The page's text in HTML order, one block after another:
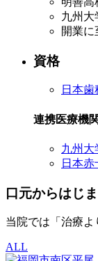
九州大
開業に
資格
日本
連携医療機関
九州大
日本
口元からはじ
当院では「治療
ALL